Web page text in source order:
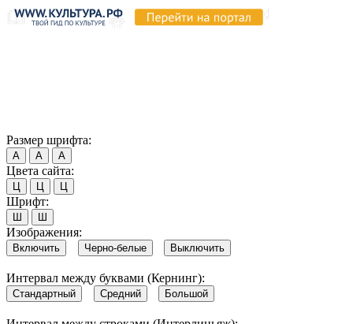
Размер шрифта:
А А А
Цвета сайта:
Ц Ц Ц
Шрифт:
Ш Ш
Изображения:
Включить Черно-белые Выключить
Интервал между буквами (Кернинг):
Стандартный Средний Большой